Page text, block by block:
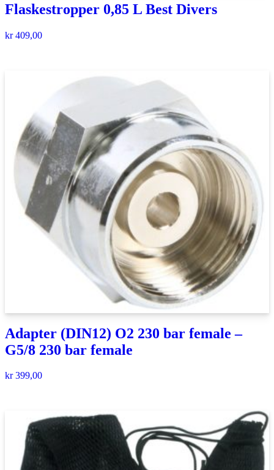
Flaskestropper 0,85 L Best Divers
kr409,00
Adapter (DIN12) O2 230 bar female –
G5/8 230 bar female
kr399,00